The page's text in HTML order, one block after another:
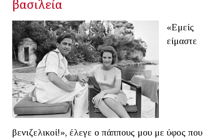
βασιλεία
«Εμείς
είμαστε
βενιζελικοί!», έλεγε ο πάππους μου με ύφος που